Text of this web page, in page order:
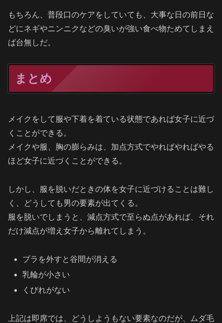
もちろん、普段口のケアをしていても、大事な日の前日な
どにネギやニンニクなどの臭いが強い食べ物ためてしまえ
ば台無しだ。
まとめ
メイクをして服や下着を着ている状態であれば女子に近づ
くことができる。
メイクや服、胸の膨らみは、加点方式でやればやればやる
ほど女子に近づくことができる。
しかし、服を脱いだときの体を女子に近づけることは難し
く、どうしても男の要素が出てくる。
服を脱いでしまうと、減点方式で至らぬ点があれば、それ
だけ減点が増え女子から離れてしまう。
ブラを外すと谷間が消える
乳輪が小さい
くびれがない
上記は即席では、どうしようもない要素なのだが、ムダ毛